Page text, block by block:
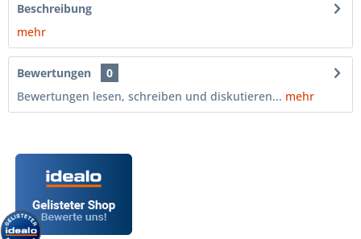
Beschreibung
mehr
Bewertungen
0
Bewertungen lesen, schreiben und diskutieren... mehr